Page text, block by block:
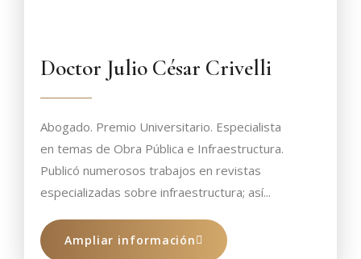
Doctor Julio César Crivelli
Abogado. Premio Universitario. Especialista
en temas de Obra Pública e Infraestructura.
Publicó numerosos trabajos en revistas
especializadas sobre infraestructura; así...
Ampliar información